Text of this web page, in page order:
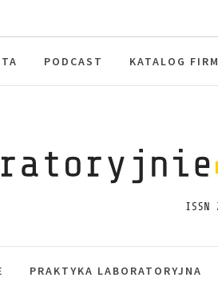
PODCAST KATALOG FIRM
PRAKTYKA LABORATORYJNA